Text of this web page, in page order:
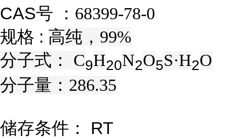
CAS号 ： 68399-78-0
规格 : 高纯，99%
分子式： C9H20N2O5S·H2O
分子量： 286.35
储存条件： RT